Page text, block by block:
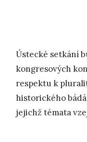
Ústecké setkání
kongresových
respektu k
historického
jejichž témata